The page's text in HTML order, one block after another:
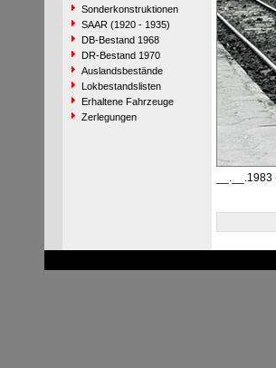
Sonderkonstruktionen
SAAR (1920 - 1935)
DB-Bestand 1968
DR-Bestand 1970
Auslandsbestände
Lokbestandslisten
Erhaltene Fahrzeuge
Zerlegungen